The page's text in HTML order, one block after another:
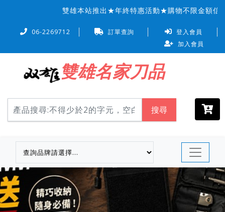
雙雄本站推出★年終特惠活動★購物不限金額信
06-2269712 訂單查詢
登入會員
加入會員
雙雄名家刀品
搜尋